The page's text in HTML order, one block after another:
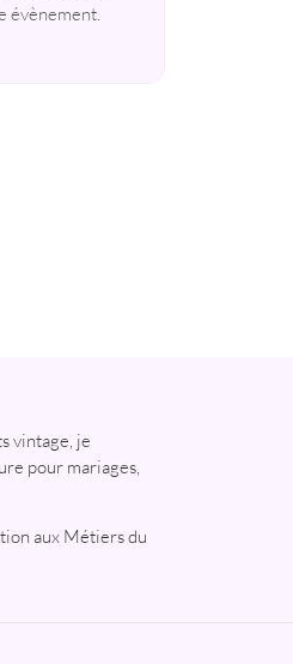
évènement.
vintage, je
pour mariages,
aux Métiers du